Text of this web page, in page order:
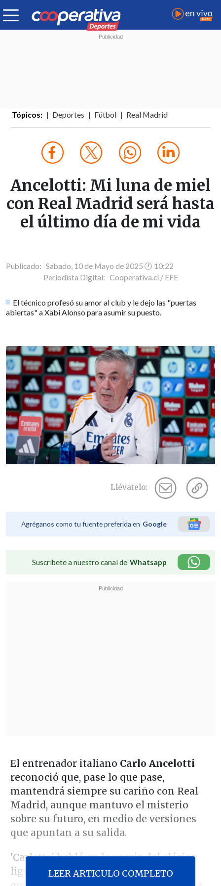
Tópicos: Deportes Fútbol Real Madrid
Ancelotti: Mi luna de miel
con Real Madrid será hasta
el último día de mi vida
Publicado: Sabado, 10 de Mayo de 2025 🕐 10:22
Periodista Digital: Cooperativa.cl / EFE
El técnico profesó su amor al club y le dejo las "puertas
abiertas" a Xabi Alonso para asumir su puesto.
Llévatelo:
Agréganos como tu fuente preferida en Google
Suscríbete a nuestro canal de Whatsapp
El entrenador italiano Carlo Ancelotti
reconoció que, pase lo que pase,
mantendrá siempre su cariño con Real
Madrid, aunque mantuvo el misterio
sobre su futuro, en medio de versiones
que apuntan a su salida.
'Carletto' habló en la previa del clásico
liguero ante FC Barcelona, destacando
LEER ARTICULO COMPLETO